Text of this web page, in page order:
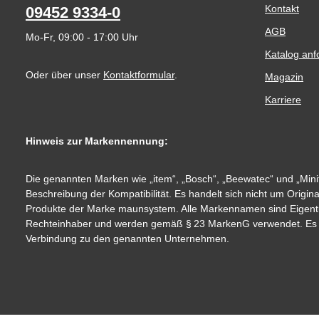
09452 9334-0
Mo-Fr, 09:00 - 17:00 Uhr
Oder über unser Kontaktformular.
Kontakt
AGB
Katalog
Magazin
Karriere
Hinweis zur Markennennung:
Die genannten Marken wie „item“, „Bosch“, „Beewatec“ und
Beschreibung der Kompatibilität. Es handelt sich nicht um
Produkte der Marke maunsystem. Alle Markennamen sind
Rechteinhaber und werden gemäß § 23 MarkenG verwendet.
Verbindung zu den genannten Unternehmen.